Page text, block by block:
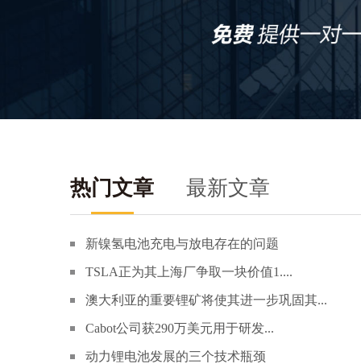
热门文章 最新文章
新镍氢电池充电与放电存在的问题
TSLA正为其上海厂争取一块价值1....
澳大利亚的重要锂矿将使其进一步巩固其...
Cabot公司获290万美元用于研发...
动力锂电池发展的三个技术瓶颈